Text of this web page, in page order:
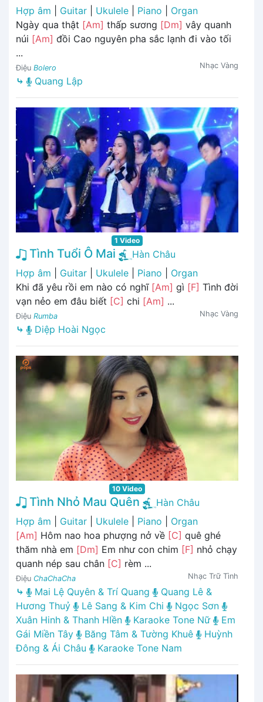
Hợp âm Guitar Ukulele Piano
Organ
Ngày qua thật [Am] thấp sương [Dm] vây quanh
núi [Am] đồi Cao nguyên pha sắc lạnh đi vào tối
...
Điệu Bolero Nhạc Vàng
⤷ Quang Lập
1 Video
Tình Tuổi Ô Mai
Hàn Châu
Hợp âm
Guitar Ukulele Piano
Organ
Khi đã yêu rồi em nào có nghĩ [Am] gì [F] Tình đời
vạn nẻo em đâu biết [C] chi [Am] ...
Điệu Rumba Nhạc Vàng
⤷ Diệp Hoài Ngọc
10 Video
Tình Nhỏ Mau Quên
Hàn Châu
Hợp âm
Guitar Ukulele Piano
Organ
[Am] Hôm nao hoa phượng nở về [C] quê ghé
thăm nhà em [Dm] Em như con chim [F] nhỏ chạy
quanh nép sau chân [C] rèm ...
Điệu ChaChaCha Nhạc Trữ Tình
⤷ Mai Lệ Quyên & Trí Quang
Quang Lê &
Hương Thuỷ
Lê Sang & Kim Chi
Ngọc Sơn
Xuân Hinh & Thanh HIền
Karaoke Tone Nữ
Em
Gái Miền Tây
Băng Tâm & Tường Khuê
Huỳnh
Đông & Ái Châu
Karaoke Tone Nam